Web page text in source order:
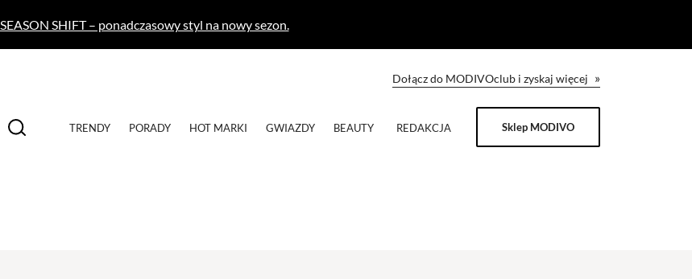
SEASON SHIFT – ponadczasowy styl na nowy sezon.
Dołącz do MODIVOclub i zyskaj więcej »
TRENDY PORADY HOT MARKI GWIAZDY BEAUTY REDAKCJA Sklep MODIVO